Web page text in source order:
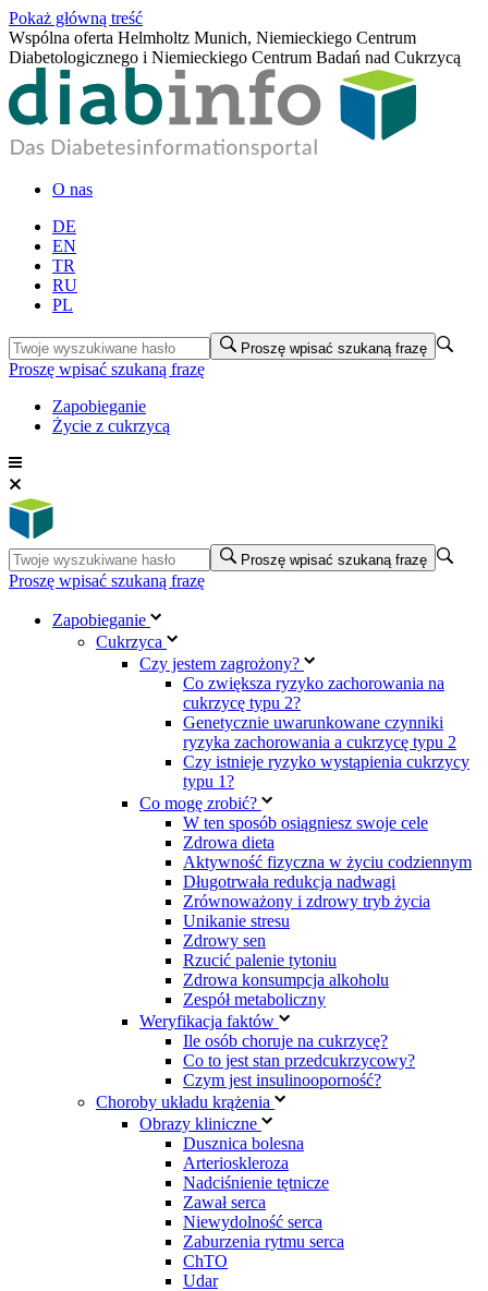
Pokaż główną treść
Wspólna oferta Helmholtz Munich, Niemieckiego Centrum
Diabetologicznego i Niemieckiego Centrum Badań nad Cukrzycą
O nas
DE
EN
TR
RU
PL
Proszę wpisać szukaną frazę
Proszę wpisać szukaną frazę
Zapobieganie
Życie z cukrzycą
Proszę wpisać szukaną frazę
Proszę wpisać szukaną frazę
Zapobieganie
Cukrzyca
Czy jestem zagrożony?
Co zwiększa ryzyko zachorowania na
cukrzycę typu 2?
Genetycznie uwarunkowane czynniki
ryzyka zachorowania a cukrzycę typu 2
Czy istnieje ryzyko wystąpienia cukrzycy
typu 1?
Co mogę zrobić?
W ten sposób osiągniesz swoje cele
Zdrowa dieta
Aktywność fizyczna w życiu codziennym
Długotrwała redukcja nadwagi
Zrównoważony i zdrowy tryb życia
Unikanie stresu
Zdrowy sen
Rzucić palenie tytoniu
Zdrowa konsumpcja alkoholu
Zespół metaboliczny
Weryfikacja faktów
Ile osób choruje na cukrzycę?
Co to jest stan przedcukrzycowy?
Czym jest insulinooporność?
Choroby układu krążenia
Obrazy kliniczne
Dusznica bolesna
Arterioskleroza
Nadciśnienie tętnicze
Zawał serca
Niewydolność serca
Zaburzenia rytmu serca
ChTO
Udar